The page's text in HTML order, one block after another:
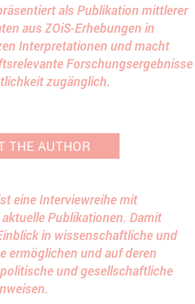
als Publikation mittlerer
aus ZOiS-Erhebungen in
Interpretationen und macht
Forschungsergebnisse
zugänglich.
THE AUTHOR
eine Interviewreihe mit
Publikationen. Damit
in wissenschaftliche und
ermöglichen und auf deren
und gesellschaftliche